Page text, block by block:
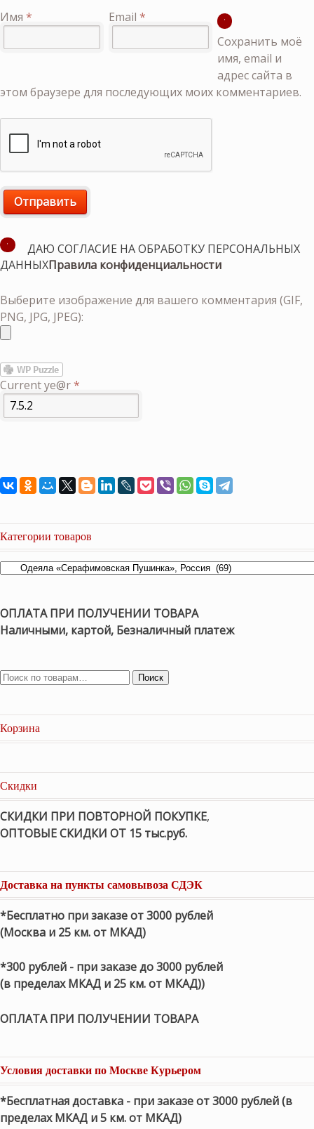
Имя * Email *
Сохранить моё
имя, email и
адрес сайта в
этом браузере для последующих моих комментариев.
ДАЮ СОГЛАСИЕ НА ОБРАБОТКУ ПЕРСОНАЛЬНЫХ
ДАННЫХПравила конфиденциальности
Выберите изображение для вашего комментария (GIF,
PNG, JPG, JPEG):
Current ye@r*
Категории товаров
ОПЛАТА ПРИ ПОЛУЧЕНИИ ТОВАРА
Наличными, картой, Безналичный платеж
Поиск
Корзина
Скидки
СКИДКИ ПРИ ПОВТОРНОЙ ПОКУПКЕ,
ОПТОВЫЕ СКИДКИ ОТ 15 тыс.руб.
Доставка на пункты самовывоза СДЭК
*Бесплатно при заказе от 3000 рублей
(Москва и 25 км. от МКАД)
*300 рублей - при заказе до 3000 рублей
(в пределах МКАД и 25 км. от МКАД))
ОПЛАТА ПРИ ПОЛУЧЕНИИ ТОВАРА
Условия доставки по Москве Курьером
*Бесплатная доставка - при заказе от 3000 рублей (в
пределах МКАД и 5 км. от МКАД)